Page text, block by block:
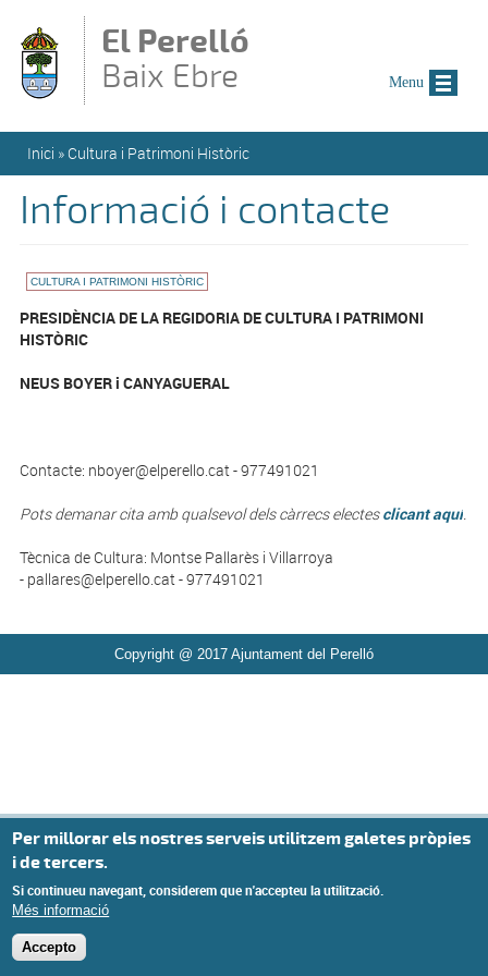
El Perelló
Baix Ebre
Esteu aquí
Inici » Cultura i Patrimoni Històric
Informació i contacte
CULTURA I PATRIMONI HISTÒRIC
PRESIDÈNCIA DE LA REGIDORIA DE CULTURA I PATRIMONI
HISTÒRIC
NEUS BOYER i CANYAGUERAL
Contacte: nboyer@elperello.cat- 977491021
Pots demanar cita amb qualsevol dels càrrecs electesclicant aquí.
Tècnica de Cultura: Montse Pallarès i Villarroya
- pallares@elperello.cat - 977491021
Copyright @ 2017 Ajuntament del Perelló
Menu
Per millorar els nostres serveis utilitzem galetes pròpies
i de tercers.
Si continueu navegant, considerem que n'accepteu la utilització.
Més informació
Accepto